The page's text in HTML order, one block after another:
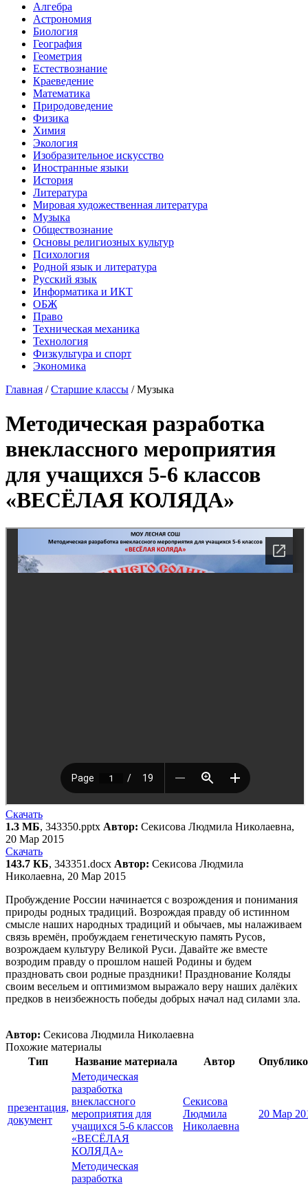
Алгебра
Астрономия
Биология
География
Геометрия
Естествознание
Краеведение
Математика
Природоведение
Физика
Химия
Экология
Изобразительное искусство
Иностранные языки
История
Литература
Мировая художественная литература
Музыка
Обществознание
Основы религиозных культур
Психология
Родной язык и литература
Русский язык
Информатика и ИКТ
ОБЖ
Право
Техническая механика
Технология
Физкультура и спорт
Экономика
Главная /Старшие классы /Музыка
Методическая разработка
внеклассного мероприятия
для учащихся 5-6 классов
«ВЕСЁЛАЯ КОЛЯДА»
Скачать
1.3 МБ, 343350.pptx Автор: Секисова Людмила Николаевна,
20 Мар 2015
Скачать
143.7 КБ, 343351.docx Автор: Секисова Людмила
Николаевна, 20 Мар 2015
Пробуждение России начинается с возрождения и понимания
природы родных традиций. Возрождая правду об истинном
смысле наших народных традиций и обычаев, мы налаживаем
связь времён, пробуждаем генетическую память Русов,
возрождаем культуру Великой Руси. Давайте же вместе
возродим правду о прошлом нашей Родины и будем
праздновать свои родные праздники! Празднование Коляды
своим весельем и оптимизмом выражало веру наших далёких
предков в неизбежность победы добрых начал над силами зла.
Автор: Секисова Людмила Николаевна
Похожие материалы
Тип
Название материала Автор
презентация,
документ
Методическая
разработка
внеклассного
мероприятия для
учащихся 5-6 классов
«ВЕСЁЛАЯ
КОЛЯДА»
Секисова
Людмила
Николаевна
20 Мар
Методическая
разработка